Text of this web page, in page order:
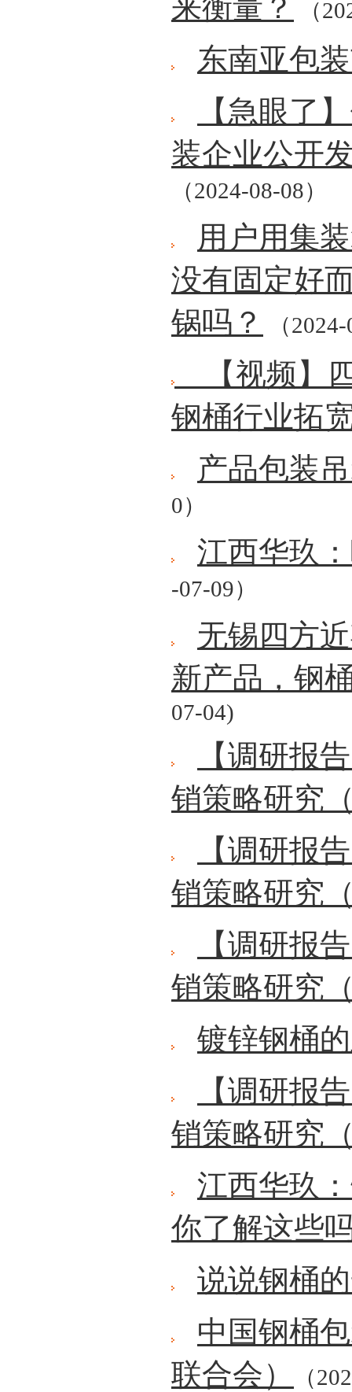
来衡量？ （
东南亚包
【急眼了
装企业公开
（2024-08-08）
用户用集
没有固定好
锅吗？
（
【视频】
钢桶行业拓
产品包装
0）
江西华玖
-07-09）
无锡四方
新产品，钢
07-04)
【调研报
销策略研究
【调研报
销策略研究
【调研报
销策略研究
镀锌钢桶
【调研报
销策略研究
江西华玖
你了解这些
说说钢桶
中国钢桶
联合会）
（